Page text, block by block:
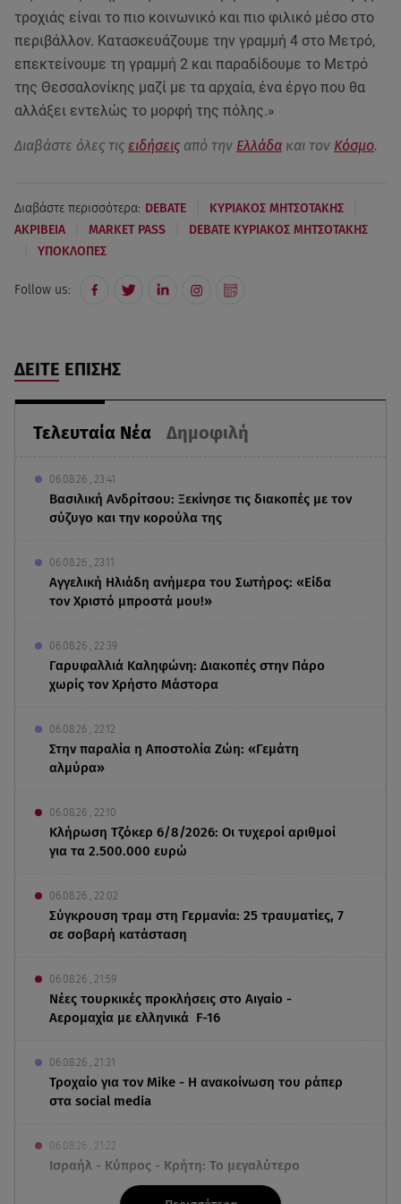
Τελευταία Νέα Δημοφιλή
06.08.26 , 23:41
Βασιλική Ανδρίτσου: Ξεκίνησε τις διακοπές με τον
σύζυγο και την κορούλα της
06.08.26 , 23:11
Αγγελική Ηλιάδη ανήμερα του Σωτήρος: «Είδα
τον Χριστό μπροστά μου!»
06.08.26 , 22:39
Γαρυφαλλιά Καληφώνη: Διακοπές στην Πάρο
χωρίς τον Χρήστο Μάστορα
06.08.26 , 22:12
Στην παραλία η Αποστολία Ζώη: «Γεμάτη
αλμύρα»
06.08.26 , 22:10
Κλήρωση Τζόκερ 6/8/2026: Οι τυχεροί αριθμοί
για τα 2.500.000 ευρώ
06.08.26 , 22:02
Σύγκρουση τραμ στη Γερμανία: 25 τραυματίες, 7
σε σοβαρή κατάσταση
06.08.26 , 21:59
Νέες τουρκικές προκλήσεις στο Αιγαίο -
Αερομαχία με ελληνικά F-16
06.08.26 , 21:31
Τροχαίο για τον Mike - Η ανακοίνωση του ράπερ
στα social media
06.08.26 , 21:22
Ισραήλ - Κύπρος - Κρήτη: Το μεγαλύτερο
υποθαλάσσιο καλώδιο στον κόσμο
τροχιάς είναι το πιο κοινωνικό και πιο φιλικό μέσο στο
περιβάλλον. Κατασκευάζουμε την γραμμή 4 στο Μετρό,
επεκτείνουμε τη γραμμή 2 και παραδίδουμε το Μετρό
της Θεσσαλονίκης μαζί με τα αρχαία, ένα έργο που θα
αλλάξει εντελώς το μορφή της πόλης.»
Διαβάστε όλες τις ειδήσεις από την Ελλάδα και τον Κόσμο.
Διαβάστε περισσότερα: DEBATE ΚΥΡΙΑΚΟΣ ΜΗΤΣΟΤΑΚΗΣ
ΑΚΡΙΒΕΙΑ MARKET PASS DEBATE ΚΥΡΙΑΚΟΣ ΜΗΤΣΟΤΑΚΗΣ
ΥΠΟΚΛΟΠΕΣ
Follow us:
ΔΕΙΤΕ ΕΠΙΣΗΣ